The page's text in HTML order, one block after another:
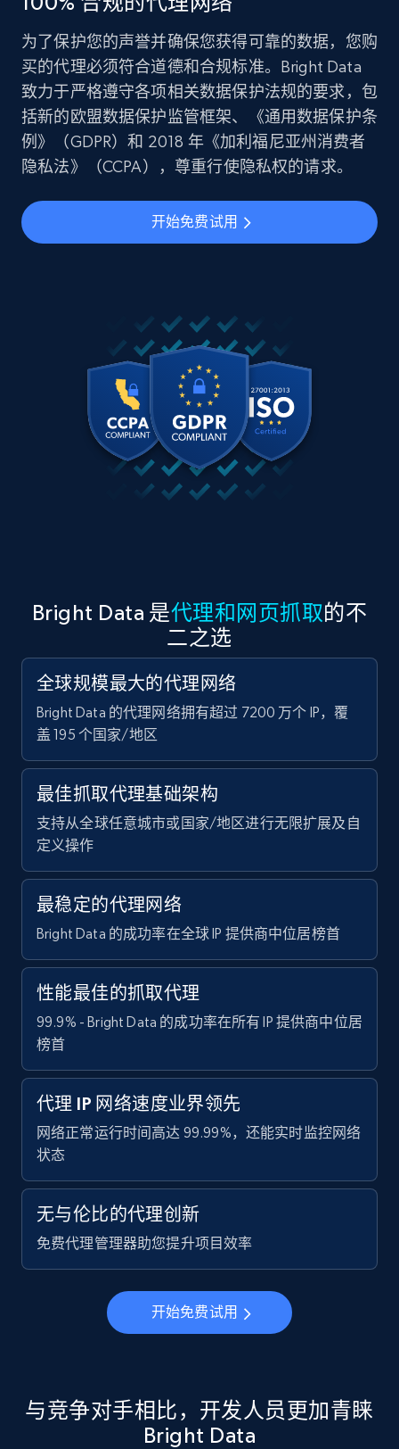
为了保护您的声誉并确保您获得可靠的数据，您购
买的代理必须符合道德和合规标准。Bright Data
致力于严格遵守各项相关数据保护法规的要求，包
括新的欧盟数据保护监管框架、《通用数据保护条
例》（GDPR）和 2018 年《加利福尼亚州消费者
隐私法》（CCPA），尊重行使隐私权的请求。
开始免费试用
Bright Data 是代理和网页抓取的不
二之选
全球规模最大的代理网络
Bright Data 的代理网络拥有超过 7200 万个 IP，覆
盖 195 个国家/地区
最佳抓取代理基础架构
支持从全球任意城市或国家/地区进行无限扩展及自
定义操作
最稳定的代理网络
Bright Data 的成功率在全球 IP 提供商中位居榜首
性能最佳的抓取代理
99.9% - Bright Data 的成功率在所有 IP 提供商中位居
榜首
代理 IP 网络速度业界领先
网络正常运行时间高达 99.99%，还能实时监控网络
状态
无与伦比的代理创新
免费代理管理器助您提升项目效率
开始免费试用
与竞争对手相比，开发人员更加青睐
Bright Data